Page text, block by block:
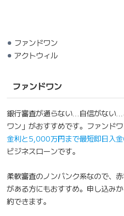
ファンドワン
アクトウィル
ファンドワン
銀行審査が通らない…自信がない
ワン」がおすすめです。ファンドワ
金利と5,000万円まで最短即日入
ビジネスローンです。
柔軟審査のノンバンク系なので、
がある方にもおすすめ。申し込み
約できます。